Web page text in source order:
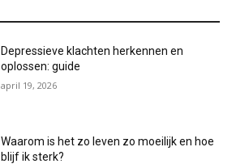
Depressieve klachten herkennen en
oplossen: guide
april 19, 2026
Waarom is het zo leven zo moeilijk en hoe
blijf ik sterk?